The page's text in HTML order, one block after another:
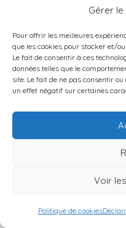
Gérer
Pour offrir les meilleures
que les cookies pour stocker et/
Le fait de consentir à ces
données telles que le
site. Le fait de ne pas consentir
un effet négatif sur certaines
Voir
Politique de cookies
Sites
20
Vie